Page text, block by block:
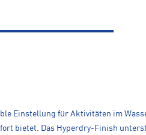
Einstellung für Aktivitäten im
bietet. Das Hyperdry-Finish